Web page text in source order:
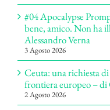
#04 Apocalypse
bene, amico. Non ha
Alessandro Verna
3 Agosto 2026
Ceuta: una richiesta
frontiera europeo – di
2 Agosto 2026